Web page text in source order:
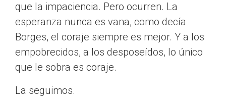
que la impaciencia. Pero ocurren. La
esperanza nunca es vana, como decía
Borges, el coraje siempre es mejor. Y a los
empobrecidos, a los desposeídos, lo único
que le sobra es coraje.
La seguimos.